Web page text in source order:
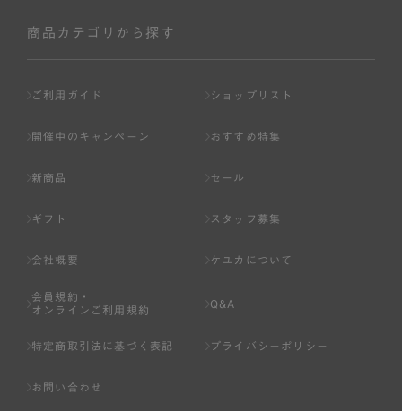
商品カテゴリから探す
ご利用ガイド ショップリスト
開催中のキャンペーン おすすめ特集
新商品 セール
ギフト スタッフ募集
会社概要 ケユカについて
会員規約・
オンラインご利用規約
Q&A
特定商取引法に基づく表記 プライバシーポリシー
お問い合わせ